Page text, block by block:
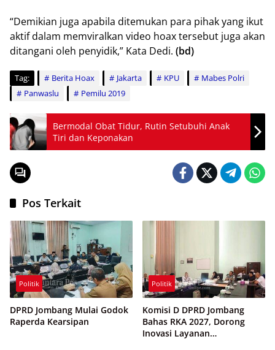
“Demikian juga apabila ditemukan para pihak yang ikut
aktif dalam memviralkan video hoax tersebut juga akan
ditangani oleh penyidik,” Kata Dedi. (bd)
Tag: Berita Hoax Jakarta KPU
Mabes Polri
Panwaslu
Pemilu 2019
Bermodal Obat Tidur, Rutin Setubuhi Anak
Tiri dan Keponakan
Pos Terkait
Politik
DPRD Jombang Mulai Godok
Raperda Kearsipan
Politik
Komisi D DPRD Jombang
Bahas RKA 2027, Dorong
Inovasi Layanan